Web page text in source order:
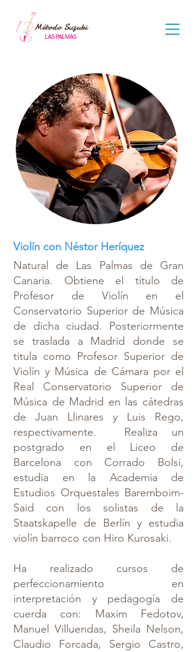
Método Suzuki
LAS PALMAS
Violín con Néstor Heríquez
Natural de Las Palmas de Gran
Canaria. Obtiene el título de
Profesor de Violín en el
Conservatorio Superior de Música
de dicha ciudad. Posteriormente
se traslada a Madrid donde se
titula como Profesor Superior de
Violín y Música de Cámara por el
Real Conservatorio Superior de
Música de Madrid en las cátedras
de Juan Llinares y Luis Rego,
respectivamente. Realiza un
postgrado en el Liceo de
Barcelona con Corrado Bolsi,
estudia en la Academia de
Estudios Orquestales Baremboim-
Said con los solistas de la
Staatskapelle de Berlín y estudia
violín barroco con Hiro Kurosaki.
Ha realizado cursos de
perfeccionamiento en
interpretación y pedagogía de
cuerda con: Maxim Fedotov,
Manuel Villuendas, Sheila Nelson,
Claudio Forcada, Sergio Castro,